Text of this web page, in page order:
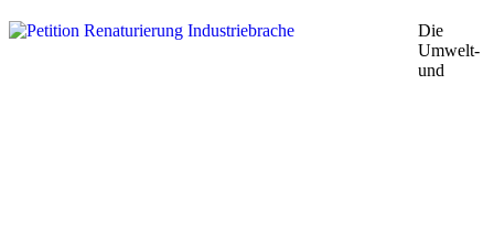
Die
Umwelt-
und